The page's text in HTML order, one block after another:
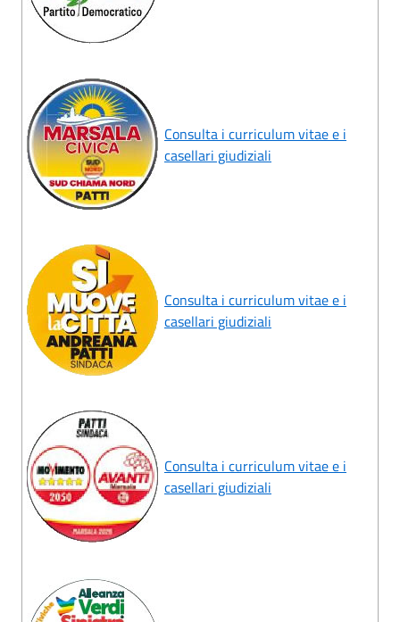
Consulta i curriculum vitae e i
casellari giudiziali
Consulta i curriculum vitae e i
casellari giudiziali
Consulta i curriculum vitae e i
casellari giudiziali